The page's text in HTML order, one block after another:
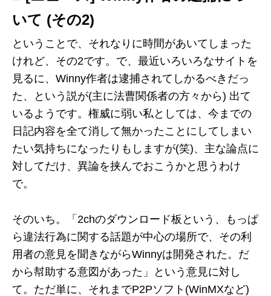
いて (その2)
ということで、それなりに時間があいてしまった
けれど、その2です。で、最近いろいろなサイトを
見るに、Winny作者は逮捕されてしかるべきだっ
た、という説が(主に法曹関係者の方々から) 出て
いるようです。権威に弱い私としては、今までの
日記内容を全て消して無かったことにしてしまい
たい気持ちになったりもしますが(笑)、主な論点に
対してだけ、異論を挟んでおこうかと思うわけ
で。
そのいち。「2chのダウンロード板という、もっぱ
ら違法行為に関する話題が中心の場所で、その利
用者の意見を聞きながらWinnyは開発された。だ
から幇助する意図があった」という意見に対し
て。ただ単に、それまでP2Pソフト(WinMXなど)